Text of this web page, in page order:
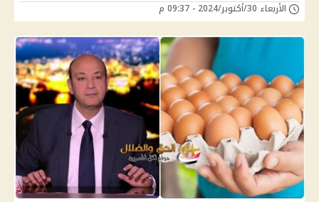
الأربعاء 30/أكتوبر/2024 - 09:37 م